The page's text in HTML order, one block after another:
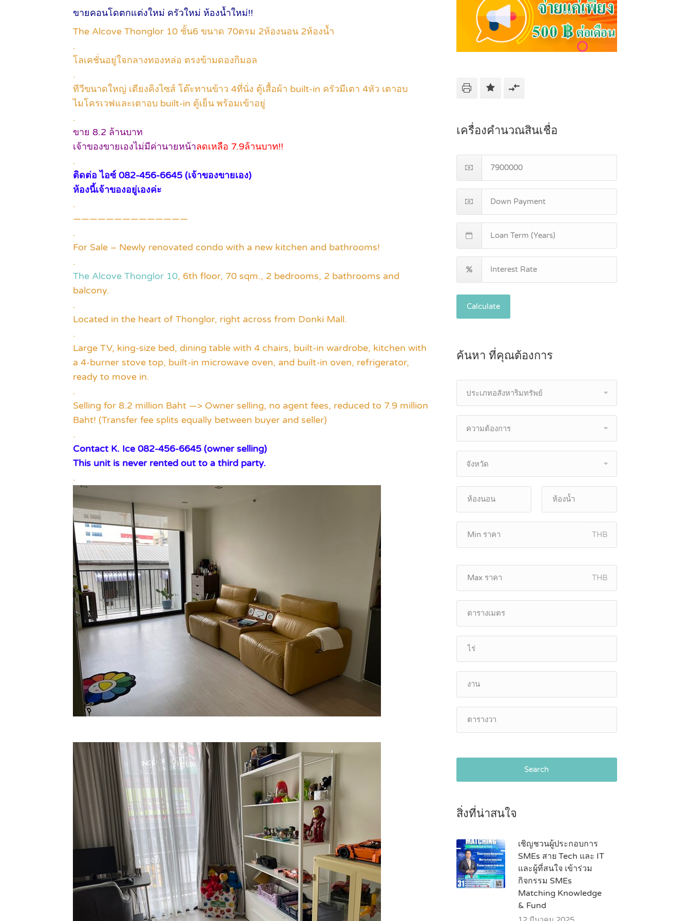
ขายคอนโดตกแต่งใหม่ ครัวใหม่ ห้องน้ำใหม่!!
The Alcove Thonglor 10 ชั้น6 ขนาด 70ตรม 2ห้องนอน 2ห้องน้ำ
.
โลเคชั่นอยู่ใจกลางทองหล่อ ตรงข้ามดองกิมอล
.
ทีวีขนาดใหญ่ เตียงคิงไซส์ โต๊ะทานข้าว 4ที่นั่ง ตู้เสื้อผ้า built-in ครัวมีเตา 4หัว เตาอบ
ไมโครเวฟและเตาอบ built-in ตู้เย็น พร้อมเข้าอยู่
.
ขาย 8.2 ล้านบาท
เจ้าของขายเองไม่มีค่านายหน้าลดเหลือ 7.9ล้านบาท!!
.
ติดต่อ ไอซ์ 082-456-6645 (เจ้าของขายเอง)
ห้องนี้เจ้าของอยู่เองค่ะ
.
——————————————
.
For Sale – Newly renovated condo with a new kitchen and bathrooms!
.
The Alcove Thonglor 10, 6th floor, 70 sqm., 2 bedrooms, 2 bathrooms and
balcony.
.
Located in the heart of Thonglor, right across from Donki Mall.
.
Large TV, king-size bed, dining table with 4 chairs, built-in wardrobe, kitchen with
a 4-burner stove top, built-in microwave oven, and built-in oven, refrigerator,
ready to move in.
.
Selling for 8.2 million Baht —> Owner selling, no agent fees, reduced to 7.9 million
Baht! (Transfer fee splits equally between buyer and seller)
.
Contact K. Ice 082-456-6645 (owner selling)
This unit is never rented out to a third party.
.
เครื่องคำนวณสินเชื่อ
Calculate
ค้นหา ที่คุณต้องการ
ประเภทอสังหาริมทรัพย์
ความต้องการ
จังหวัด
THB
THB
Search
สิ่งที่น่าสนใจ
เชิญชวนผู้ประกอบการ
SMEs สาย Tech และ IT
และผู้ที่สนใจ เข้าร่วม
กิจกรรม SMEs
Matching Knowledge
& Fund